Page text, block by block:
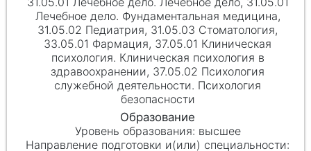
Лечебное дело. Фундаментальная медицина,
31.05.02 Педиатрия, 31.05.03 Стоматология,
33.05.01 Фармация, 37.05.01 Клиническая
психология. Клиническая психология в
здравоохранении, 37.05.02 Психология
служебной деятельности. Психология
безопасности
высшее